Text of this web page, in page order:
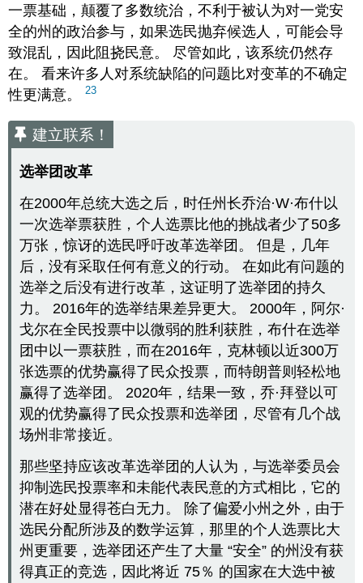
一票基础，颠覆了多数统治，不利于被认为对一党安
全的州的政治参与，如果选民抛弃候选人，可能会导
致混乱，因此阻挠民意。 尽管如此，该系统仍然存
在。 看来许多人对系统缺陷的问题比对变革的不确定
性更满意。23
建立联系！
选举团改革
在2000年总统大选之后，时任州长乔治·W·布什以
一次选举票获胜，个人选票比他的挑战者少了50多
万张，惊讶的选民呼吁改革选举团。 但是，几年
后，没有采取任何有意义的行动。 在如此有问题的
选举之后没有进行改革，这证明了选举团的持久
力。 2016年的选举结果差异更大。 2000年，阿尔·
戈尔在全民投票中以微弱的胜利获胜，布什在选举
团中以一票获胜，而在2016年，克林顿以近300万
张选票的优势赢得了民众投票，而特朗普则轻松地
赢得了选举团。 2020年，结果一致，乔·拜登以可
观的优势赢得了民众投票和选举团，尽管有几个战
场州非常接近。
那些坚持应该改革选举团的人认为，与选举委员会
抑制选民投票率和未能代表民意的方式相比，它的
潜在好处显得苍白无力。 除了偏爱小州之外，由于
选民分配所涉及的数学运算，那里的个人选票比大
州更重要，选举团还产生了大量 “安全” 的州没有获
得真正的竞选，因此将近 75％ 的国家在大选中被